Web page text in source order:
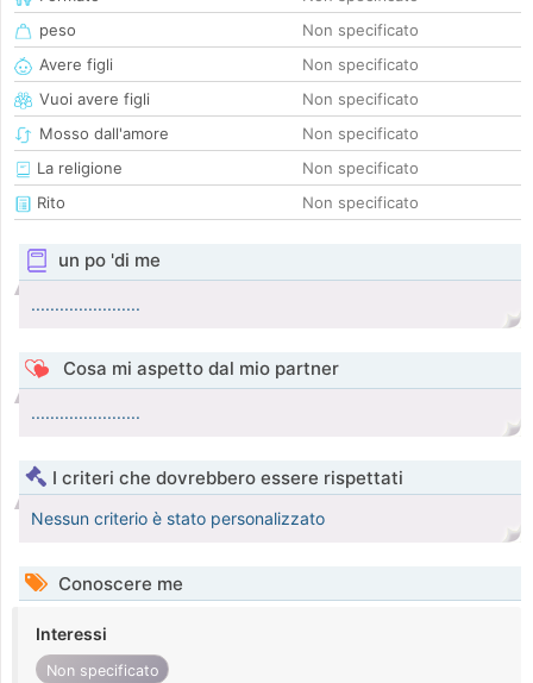
peso
Non specificato
Avere figli
Non specificato
Vuoi avere figli
Non specificato
Mosso dall'amore
Non specificato
La religione
Non specificato
Rito
Non specificato
un po 'di me
.......................
Cosa mi aspetto dal mio partner
.......................
I criteri che dovrebbero essere rispettati
Nessun criterio è stato personalizzato
Conoscere me
Interessi
Non specificato